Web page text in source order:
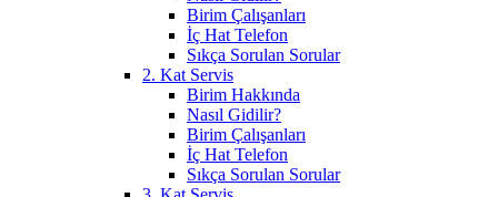
Birim Çalışanları
İç Hat Telefon
Sıkça Sorulan Sorular
2. Kat Servis
Birim Hakkında
Nasıl Gidilir?
Birim Çalışanları
İç Hat Telefon
Sıkça Sorulan Sorular